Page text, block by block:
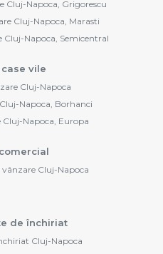
Cluj-Napoca, Grigorescu
Cluj-Napoca, Marasti
Napoca, Semicentral
vile
Cluj-Napoca
Napoca, Borhanci
Cluj-Napoca, Europa
vânzare Cluj-Napoca
de închiriat
Cluj-Napoca